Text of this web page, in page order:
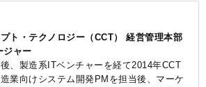
ト・テクノロジー（CCT） 経営管理本部
ジャー
、製造系ITベンチャーを経て2014年CCT
業向けシステム開発PMを担当後、マーケ